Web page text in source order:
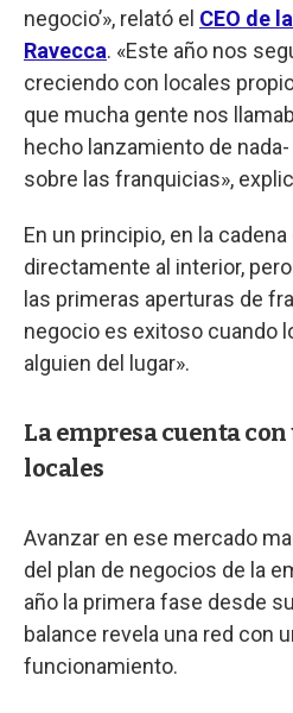
negocio’», relató el CEO de
Ravecca. «Este año nos
creciendo con locales
que mucha gente nos
hecho lanzamiento de
sobre las franquicias»,
En un principio, en la
directamente al interior,
las primeras aperturas de
negocio es exitoso cuando
alguien del lugar».
La empresa cuenta con
locales
Avanzar en ese mercado
del plan de negocios de la
año la primera fase desde
balance revela una red con
funcionamiento.